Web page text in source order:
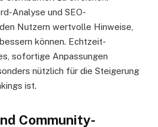
Analyse und SEO-
Nutzern wertvolle Hinweise,
können. Echtzeit-
sofortige Anpassungen
nützlich für die Steigerung
ist.
Community-